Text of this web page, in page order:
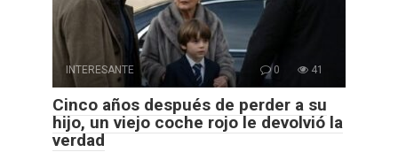
INTERESANTE 0 41
Cinco años después de perder a su
hijo, un viejo coche rojo le devolvió la
verdad